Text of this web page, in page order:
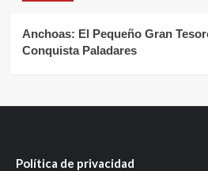
Anchoas: El Pequeño Gran
Conquista Paladares
Política de privacidad